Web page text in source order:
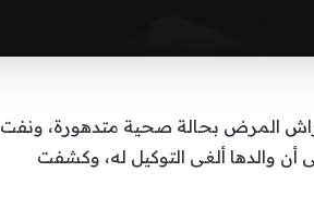
المرض بحالة صحية متدهورة، ونفت
والدها ألغى التوكيل له، وكشفت